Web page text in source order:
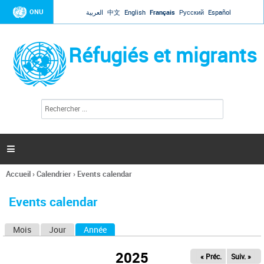
Jump to navigation
ONU العربية 中文 English Français Русский Español
Réfugiés et migrants
l
c
h
e

Vous
ici
Accueil›Calendrier› Events calendar
Events calendar
Mois Jour Année
2025 « Préc. Suiv. »